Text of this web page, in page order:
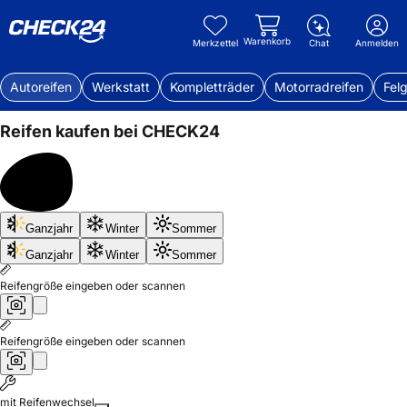
Merkzettel Warenkorb Chat Anmelden
Autoreifen Werkstatt Kompletträder Motorradreifen
Reifen kaufen bei CHECK24
Bis
50%
sparen
Ganzjahr Winter
Sommer
Ganzjahr
Winter Sommer
Reifengröße eingeben oder scannen
Reifengröße eingeben oder scannen
mit Reifenwechsel